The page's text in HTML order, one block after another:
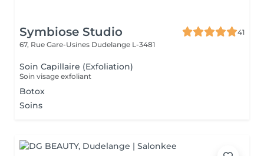
Symbiose Studio
41
67, Rue Gare-Usines Dudelange L-3481
Soin Capillaire (Exfoliation)
Soin visage exfoliant
Botox
Soins